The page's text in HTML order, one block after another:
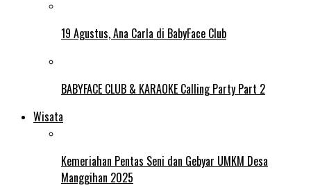
19 Agustus, Ana Carla di BabyFace Club
BABYFACE CLUB & KARAOKE Calling Party Part 2
Wisata
Kemeriahan Pentas Seni dan Gebyar UMKM Desa
Manggihan 2025